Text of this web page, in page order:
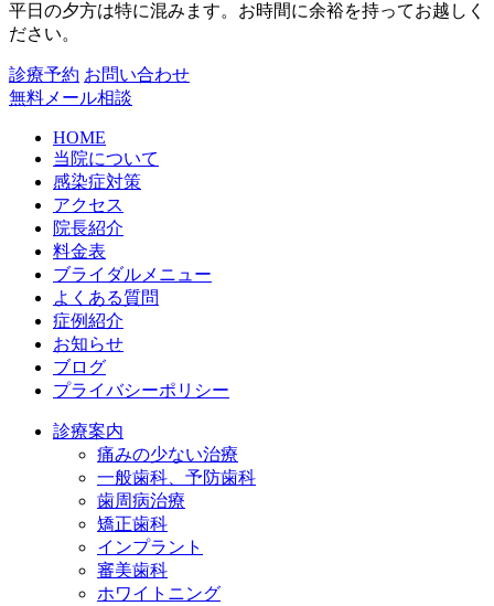
平日の夕方は特に混みます。お時間に余裕を持ってお越しく
ださい。
診療予約 お問い合わせ
無料メール相談
HOME
当院について
感染症対策
アクセス
院長紹介
料金表
ブライダルメニュー
よくある質問
症例紹介
お知らせ
ブログ
プライバシーポリシー
診療案内
痛みの少ない治療
一般歯科、予防歯科
歯周病治療
矯正歯科
インプラント
審美歯科
ホワイトニング